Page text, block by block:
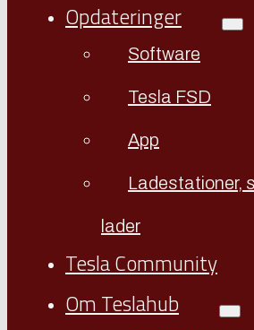
Opdateringer
Software
Tesla FSD
App
Ladestationer,
lader
Tesla Community
Om Teslahub